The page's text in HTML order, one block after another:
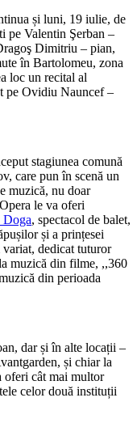
și luni, 19 iulie, de
pe Valentin Şerban –
Dimitriu – pian,
în Bartolomeu, zona
loc un recital al
pe Ovidiu Nauncef –
stagiunea comună
care pun în scenă un
muzică, nu doar
le va oferi
Doga, spectacol de balet,
și a prințesei
dedicat tuturor
muzică din filme, ,,360
din perioada
dar și în alte locații –
și chiar la
oferi cât mai multor
celor două instituții